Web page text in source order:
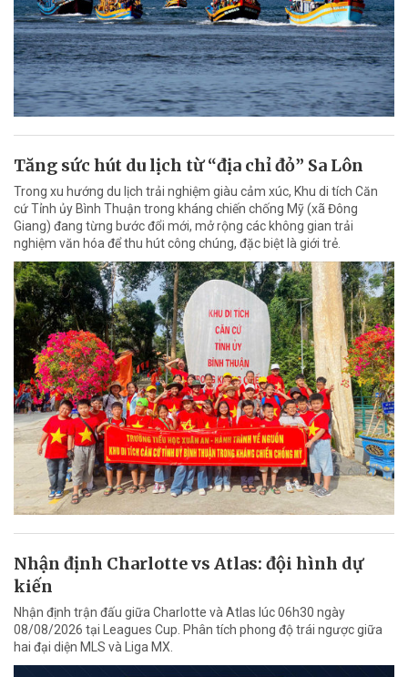
Tăng sức hút du lịch từ “địa chỉ đỏ” Sa Lôn
Trong xu hướng du lịch trải nghiệm giàu cảm xúc, Khu di tích Căn
cứ Tỉnh ủy Bình Thuận trong kháng chiến chống Mỹ (xã Đông
Giang) đang từng bước đổi mới, mở rộng các không gian trải
nghiệm văn hóa để thu hút công chúng, đặc biệt là giới trẻ.
Nhận định Charlotte vs Atlas: đội hình dự
kiến
Nhận định trận đấu giữa Charlotte và Atlas lúc 06h30 ngày
08/08/2026 tại Leagues Cup. Phân tích phong độ trái ngược giữa
hai đại diện MLS và Liga MX.